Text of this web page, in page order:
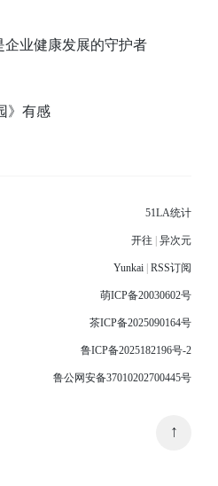
企业健康发展的守护者
》有感
↑
51LA统计
开往 异次元
Yunkai RSS订阅
萌ICP备20030602号
茶ICP备2025090164号
鲁ICP备2025182196号-2
鲁公网安备37010202700445号